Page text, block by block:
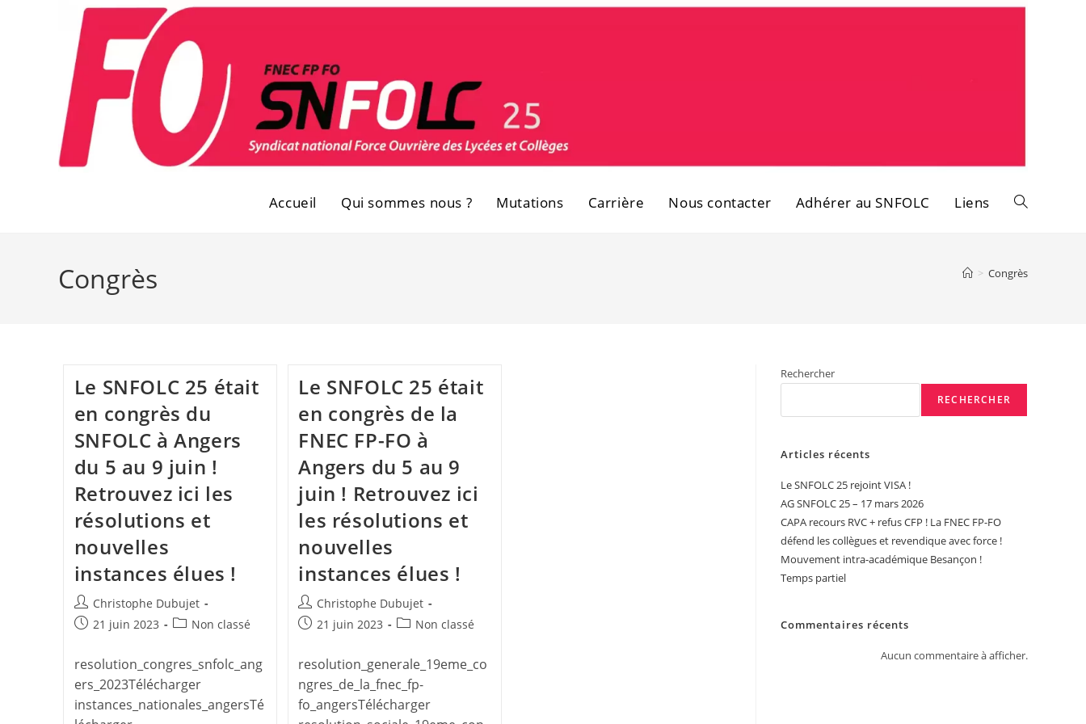
Accueil Qui sommes nous ? Mutations Carrière Nous contacter Adhérer au SNFOLC Liens Toggle
Congrès > Congrès
Le SNFOLC 25 était
en congrès du
SNFOLC à Angers
du 5 au 9 juin !
Retrouvez ici les
résolutions et
nouvelles
instances élues !
Auteur/autrice
de
Christophe Dubujet
Publication
21 juin 2023
PostNon classé
resolution_congres_snfolc_ang
ers_2023Télécharger
instances_nationales_angersTé
Le SNFOLC 25 était
en congrès de la
FNEC FP-FO à
Angers du 5 au 9
juin ! Retrouvez ici
les résolutions et
nouvelles
instances élues !
Auteur/autrice
de
Christophe Dubujet
Publication
21 juin 2023
PostNon classé
resolution_generale_19eme_co
ngres_de_la_fnec_fp-
fo_angersTélécharger
Rechercher
RECHERCHER
Articles récents
Le SNFOLC 25 rejoint VISA !
AG SNFOLC 25 – 17 mars 2026
CAPA recours RVC + refus CFP ! La FNEC FP-FO
défend les collègues et revendique avec force !
Mouvement intra-académique Besançon !
Temps partiel
Commentaires récents
Aucun commentaire à afficher.